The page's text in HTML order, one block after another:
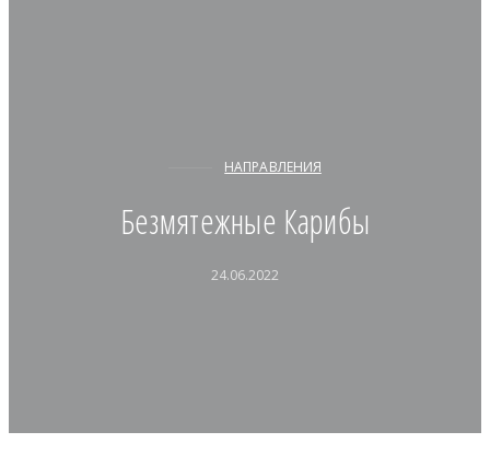
НАПРАВЛЕНИЯ
Безмятежные Карибы
24.06.2022